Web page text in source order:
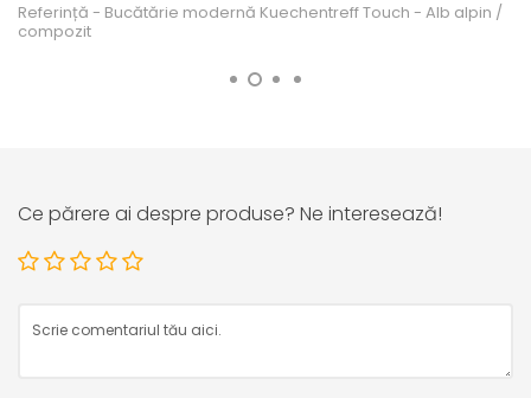
Referință - Bucătărie modernă Kuechentreff Touch - Alb alpin /
compozit
Ce părere ai despre produse? Ne interesează!